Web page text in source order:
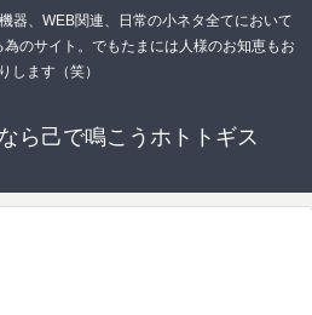
器、WEB関連、日常の小ネタ全てにおいて
のサイト。でもたまには人様のお知恵もお
します（笑）
ら己で鳴こうホトトギス